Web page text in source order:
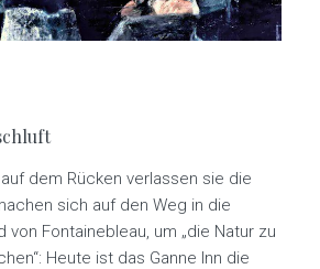
dem Rücken verlassen sie die
sich auf den Weg in die
von Fontainebleau, um „die Natur zu
Heute ist das Ganne Inn die